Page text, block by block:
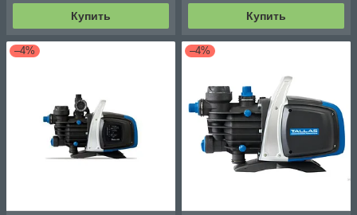
Купить Купить
–4% –4%